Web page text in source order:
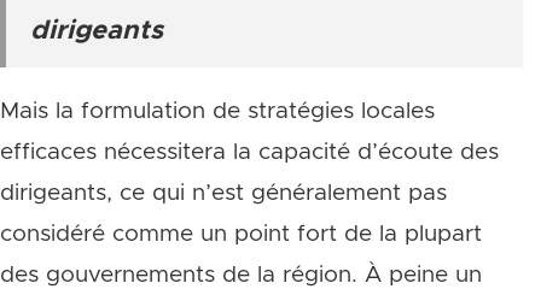
dirigeants
Mais la formulation de stratégies locales
efficaces nécessitera la capacité d’écoute des
dirigeants, ce qui n’est généralement pas
considéré comme un point fort de la plupart
des gouvernements de la région. À peine un